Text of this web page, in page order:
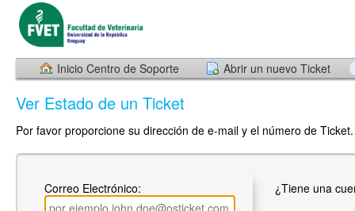
Inicio Centro de Soporte Abrir un nuevo Ticket
Ver Estado de un Ticket
Por favor proporcione su dirección de e-mail y el número de
Correo Electrónico: ¿Tiene una